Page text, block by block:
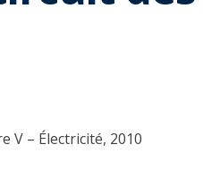
V – Électricité, 2010